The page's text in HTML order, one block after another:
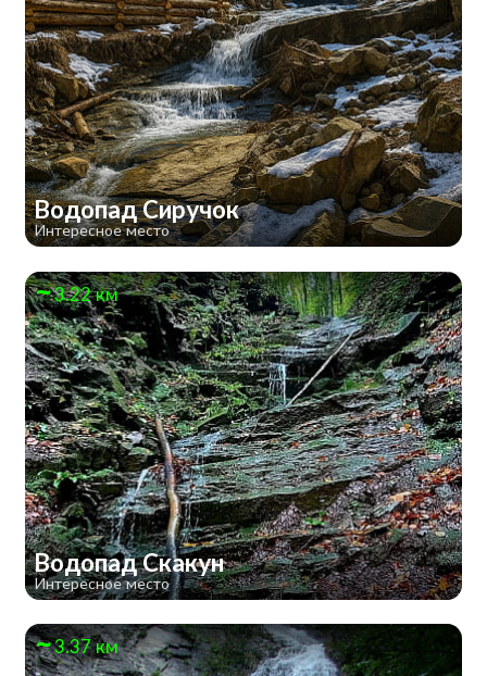
Водопад Сиручок
Интересное место
3.22 км
Водопад Скакун
Интересное место
3.37 км